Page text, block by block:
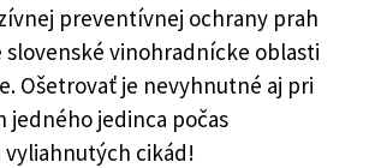
preventívnej ochrany prah
vinohradnícke oblasti
Ošetrovať je nevyhnutné aj pri
jedného jedinca počas
cikád!